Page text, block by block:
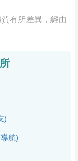
有所差異，經由
)
航)